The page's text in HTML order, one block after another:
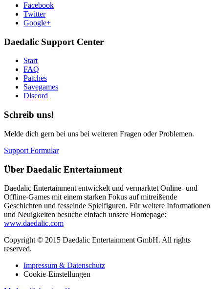
Facebook
Twitter
Google+
Daedalic Support Center
Start
FAQ
Patches
Savegames
Discord
Schreib uns!
Melde dich gern bei uns bei weiteren Fragen oder Problemen.
Support Formular
Über Daedalic Entertainment
Daedalic Entertainment entwickelt und vermarktet Online- und
Offline-Games mit einem starken Fokus auf mitreißende
Geschichten und fesselnde Spielfiguren. Für weitere Informationen
und Neuigkeiten besuche einfach unsere Homepage:
www.daedalic.com
Copyright © 2015 Daedalic Entertainment GmbH. All rights
reserved.
Impressum & Datenschutz
Cookie-Einstellungen